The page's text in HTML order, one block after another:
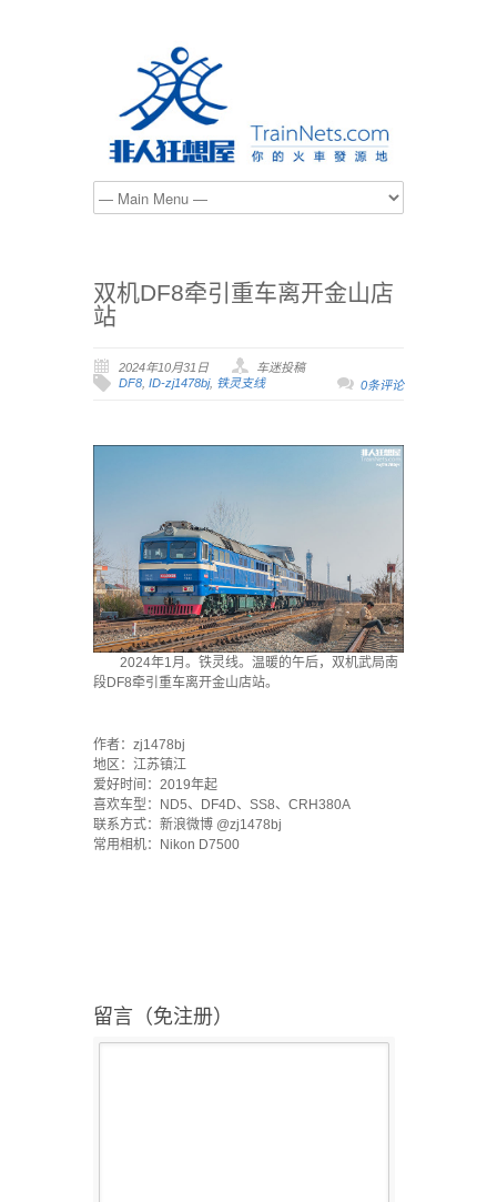
双机DF8牵引重车离开金山店
站
2024年10月31日
车迷投稿
DF8, ID-zj1478bj, 铁灵支线 0条评论
2024年1月。铁灵线。温暖的午后，双机武局南
段DF8牵引重车离开金山店站。
作者：zj1478bj
地区：江苏镇江
爱好时间：2019年起
喜欢车型：ND5、DF4D、SS8、CRH380A
联系方式：新浪微博 @zj1478bj
常用相机：Nikon D7500
留言（免注册）